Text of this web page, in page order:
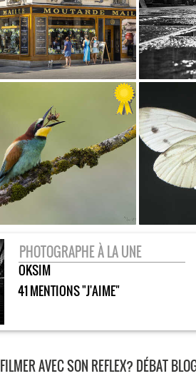
PHOTOGRAPHE À LA UNE
OKSIM
41 MENTIONS "J'AIME"
FILMER AVEC SON REFLEX? DÉBAT